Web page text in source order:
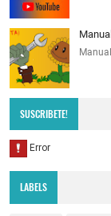
SUSCRIBETE!
LABELS